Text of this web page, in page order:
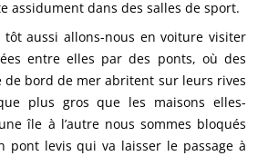
assidument dans des salles de sport.
tôt aussi allons-nous en voiture visiter
entre elles par des ponts, où des
de bord de mer abritent sur leurs rives
plus gros que les maisons elles-
île à l’autre nous sommes bloqués
pont levis qui va laisser le passage à